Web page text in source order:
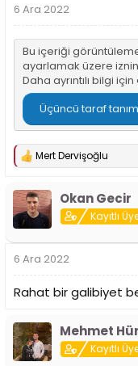
6 Ara 2022
Bu içeriği
ayarlamak üzere
Daha ayrıntılı bilgi için
Üçüncü taraf
T
k
i
Mert Dervişoğlu
Okan Gecir
Kayıtlı
6 Ara 2022
Rahat bir galibiyet
Mehmet
Kayıtlı